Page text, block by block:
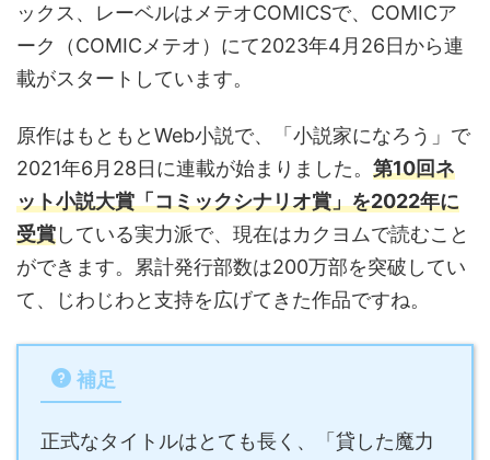
ックス、レーベルはメテオCOMICSで、COMICア
ーク（COMICメテオ）にて2023年4月26日から連
載がスタートしています。
原作はもともとWeb小説で、「小説家になろう」で
2021年6月28日に連載が始まりました。 第10回ネ
ット小説大賞「コミックシナリオ賞」を2022年に
受賞している実力派で、現在はカクヨムで読むこと
ができます。累計発行部数は200万部を突破してい
て、じわじわと支持を広げてきた作品ですね。
補足
正式なタイトルはとても長く、「貸した魔力